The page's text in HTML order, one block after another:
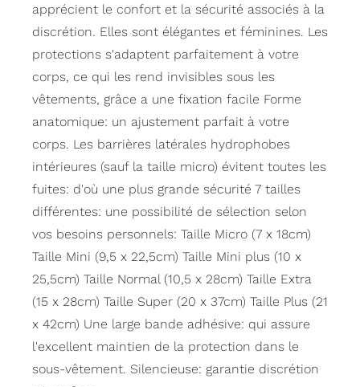
apprécient le confort et la sécurité associés à la
discrétion. Elles sont élégantes et féminines. Les
protections s'adaptent parfaitement à votre
corps, ce qui les rend invisibles sous les
vêtements, grâce a une fixation facile Forme
anatomique: un ajustement parfait à votre
corps. Les barrières latérales hydrophobes
intérieures (sauf la taille micro) évitent toutes les
fuites: d'où une plus grande sécurité 7 tailles
différentes: une possibilité de sélection selon
vos besoins personnels: Taille Micro (7 x 18cm)
Taille Mini (9,5 x 22,5cm) Taille Mini plus (10 x
25,5cm) Taille Normal (10,5 x 28cm) Taille Extra
(15 x 28cm) Taille Super (20 x 37cm) Taille Plus (21
x 42cm) Une large bande adhésive: qui assure
l'excellent maintien de la protection dans le
sous-vêtement. Silencieuse: garantie discrétion